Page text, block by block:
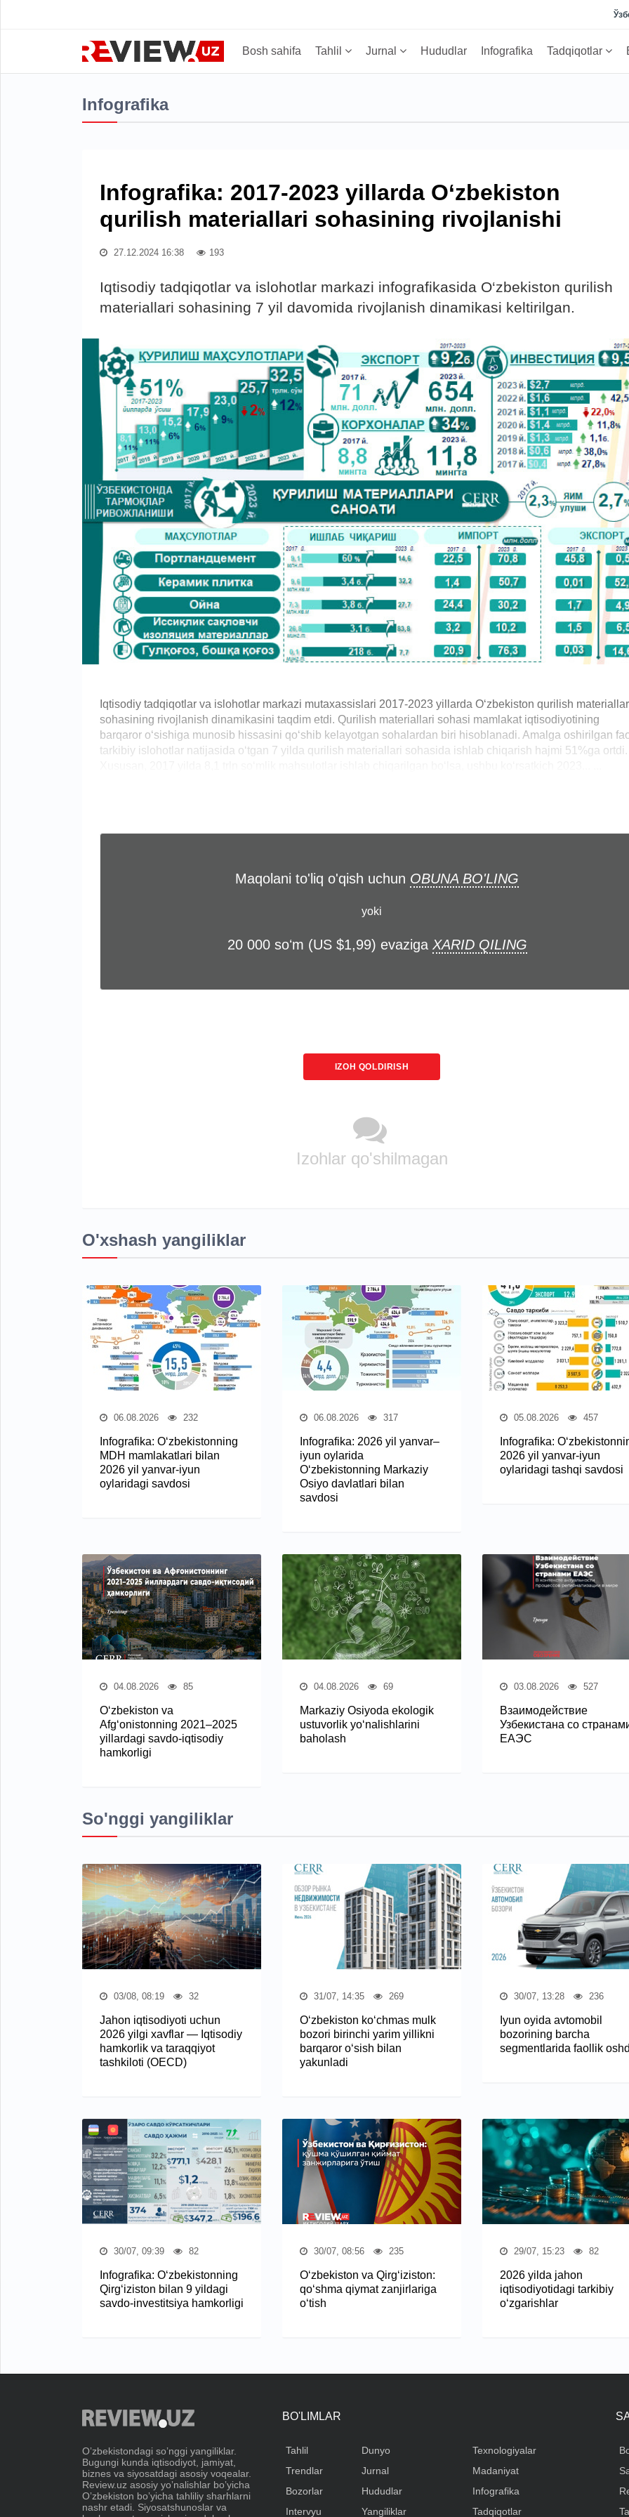
Bosh sahifa Tahlil Jurnal Hududlar Infografika Tadqiqotlar
Infografika
Infografika: 2017-2023 yillarda O‘zbekiston
qurilish materiallari sohasining rivojlanishi
27.12.2024 16:38 193
Iqtisodiy tadqiqotlar va islohotlar markazi infografikasida O‘zbekiston qurilish
materiallari sohasining 7 yil davomida rivojlanish dinamikasi keltirilgan.
Iqtisodiy tadqiqotlar va islohotlar markazi mutaxassislari 2017-2023 yillarda O‘zbekiston qurilish
sohasining rivojlanish dinamikasini taqdim etdi. Qurilish materiallari sohasi mamlakat iqtisodiyotining
barqaror o‘sishiga munosib hissasini qo‘shib kelayotgan sohalardan biri hisoblanadi. Amalga oshirilgan
tarkibiy islohotlar natijasida o‘tgan 7 yilda qurilish materiallari sohasida ishlab chiqarish hajmi 51%ga ortdi.
Maqolani to'liq o'qish uchun OBUNA BO'LING
yoki
20 000 soʻm (US $1,99) evaziga XARID QILING
IZOH QOLDIRISH
Izohlar qo'shilmagan
O'xshash yangiliklar
06.08.2026 232
Infografika: O‘zbekistonning
MDH mamlakatlari bilan
2026 yil yanvar-iyun
oylaridagi savdosi
06.08.2026 317
Infografika: 2026 yil yanvar–
iyun oylarida
O‘zbekistonning Markaziy
Osiyo davlatlari bilan
savdosi
05.08.2026 457
Infografika:
2026 yil yanvar-iyun
oylaridagi tashqi savdosi
04.08.2026 85
O‘zbekiston va
Afg‘onistonning 2021–2025
yillardagi savdo-iqtisodiy
hamkorligi
04.08.2026 69
Markaziy Osiyoda ekologik
ustuvorlik yo‘nalishlarini
baholash
03.08.2026 527
Взаимодействие
Узбекистана со
ЕАЭС
So'nggi yangiliklar
03/08, 08:19 32
Jahon iqtisodiyoti uchun
2026 yilgi xavflar — Iqtisodiy
hamkorlik va taraqqiyot
tashkiloti (OECD)
31/07, 14:35 269
O‘zbekiston ko‘chmas mulk
bozori birinchi yarim yillikni
barqaror o‘sish bilan
yakunladi
30/07, 13:28 236
Iyun oyida avtomobil
bozorining barcha
segmentlarida faollik
30/07, 09:39 82
Infografika: O‘zbekistonning
Qirg‘iziston bilan 9 yildagi
savdo-investitsiya hamkorligi
30/07, 08:56 235
O‘zbekiston va Qirg‘iziston:
qo‘shma qiymat zanjirlariga
o‘tish
29/07, 15:23 82
2026 yilda jahon
iqtisodiyotidagi tarkibiy
o‘zgarishlar
Oʼzbekistondagi soʼnggi yangiliklar.
Bugungi kunda iqtisodiyot, jamiyat,
biznes va siyosatdagi asosiy voqealar.
Review.uz asosiy yoʼnalishlar boʼyicha
Oʼzbekiston boʼyicha tahliliy sharhlarni
nashr etadi. Siyosatshunoslar va
BO'LIMLAR
Tahlil
Trendlar
Bozorlar
Intervyu
Dunyo
Jurnal
Hududlar
Yangiliklar
Texnologiyalar
Madaniyat
Infografika
Tadqiqotlar